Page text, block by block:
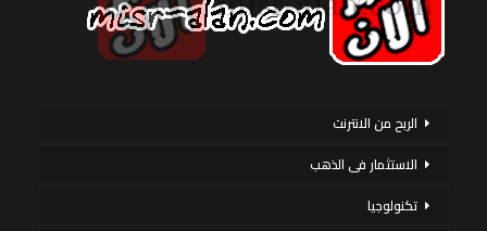
الربح من الانترنت
الاستثمار فى الذهب
تكنولوجيا